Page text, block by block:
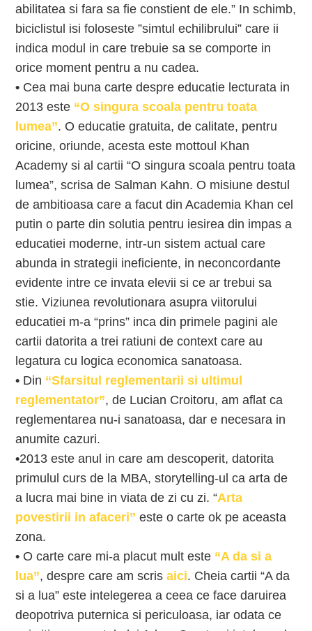
abilitatea si fara sa fie constient de ele.” In schimb,
biciclistul isi foloseste ”simtul echilibrului” care ii
indica modul in care trebuie sa se comporte in
orice moment pentru a nu cadea.
• Cea mai buna carte despre educatie lecturata in
2013 este “O singura scoala pentru toata
lumea”. O educatie gratuita, de calitate, pentru
oricine, oriunde, acesta este mottoul Khan
Academy si al cartii “O singura scoala pentru toata
lumea”, scrisa de Salman Kahn. O misiune destul
de ambitioasa care a facut din Academia Khan cel
putin o parte din solutia pentru iesirea din impas a
educatiei moderne, intr-un sistem actual care
abunda in strategii ineficiente, in neconcordante
evidente intre ce invata elevii si ce ar trebui sa
stie. Viziunea revolutionara asupra viitorului
educatiei m-a “prins” inca din primele pagini ale
cartii datorita a trei ratiuni de context care au
legatura cu logica economica sanatoasa.
• Din “Sfarsitul reglementarii si ultimul
reglementator”, de Lucian Croitoru, am aflat ca
reglementarea nu-i sanatoasa, dar e necesara in
anumite cazuri.
•2013 este anul in care am descoperit, datorita
primulul curs de la MBA, storytelling-ul ca arta de
a lucra mai bine in viata de zi cu zi. “Arta
povestirii in afaceri” este o carte ok pe aceasta
zona.
• O carte care mi-a placut mult este “A da si a
lua”, despre care am scrisaici. Cheia cartii “A da
si a lua” este intelegerea a ceea ce face daruirea
deopotriva puternica si periculoasa, iar odata ce